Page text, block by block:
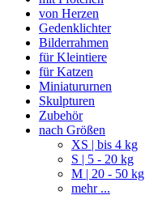
von Herzen
Gedenklichter
Bilderrahmen
für Kleintiere
für Katzen
Miniatururnen
Skulpturen
Zubehör
nach Größen
XS | bis 4 kg
S | 5 - 20 kg
M | 20 - 50 kg
mehr ...